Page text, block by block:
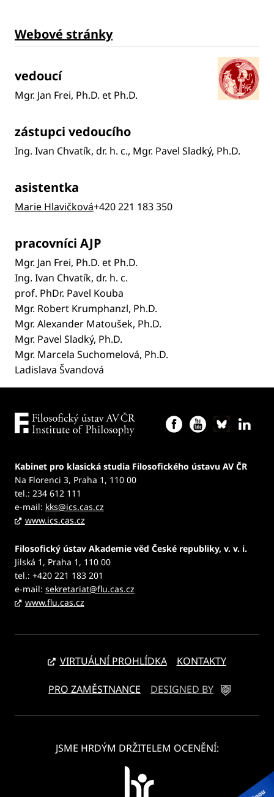
Webové stránky
vedoucí
Mgr. Jan Frei, Ph.D. et Ph.D.
zástupci vedoucího
Ing. Ivan Chvatík, dr. h. c., Mgr. Pavel Sladký, Ph.D.
asistentka
Marie Hlavičková+420 221 183 350
pracovníci AJP
Mgr. Jan Frei, Ph.D. et Ph.D.
Ing. Ivan Chvatík, dr. h. c.
prof. PhDr. Pavel Kouba
Mgr. Robert Krumphanzl, Ph.D.
Mgr. Alexander Matoušek, Ph.D.
Mgr. Pavel Sladký, Ph.D.
Mgr. Marcela Suchomelová, Ph.D.
Ladislava Švandová
Kabinet pro klasická studia Filosofického ústavu AV ČR
Na Florenci 3, Praha 1, 110 00
tel.: 234 612 111
e-mail: kks@ics.cas.cz
www.ics.cas.cz
Filosofický ústav Akademie věd České republiky, v. v. i.
Jilská 1, Praha 1, 110 00
tel.: +420 221 183 201
e-mail: sekretariat@flu.cas.cz
www.flu.cas.cz
VIRTUÁLNÍ PROHLÍDKA KONTAKTY
PRO ZAMĚSTNANCE DESIGNED BY
JSME HRDÝM DRŽITELEM OCENĚNÍ: